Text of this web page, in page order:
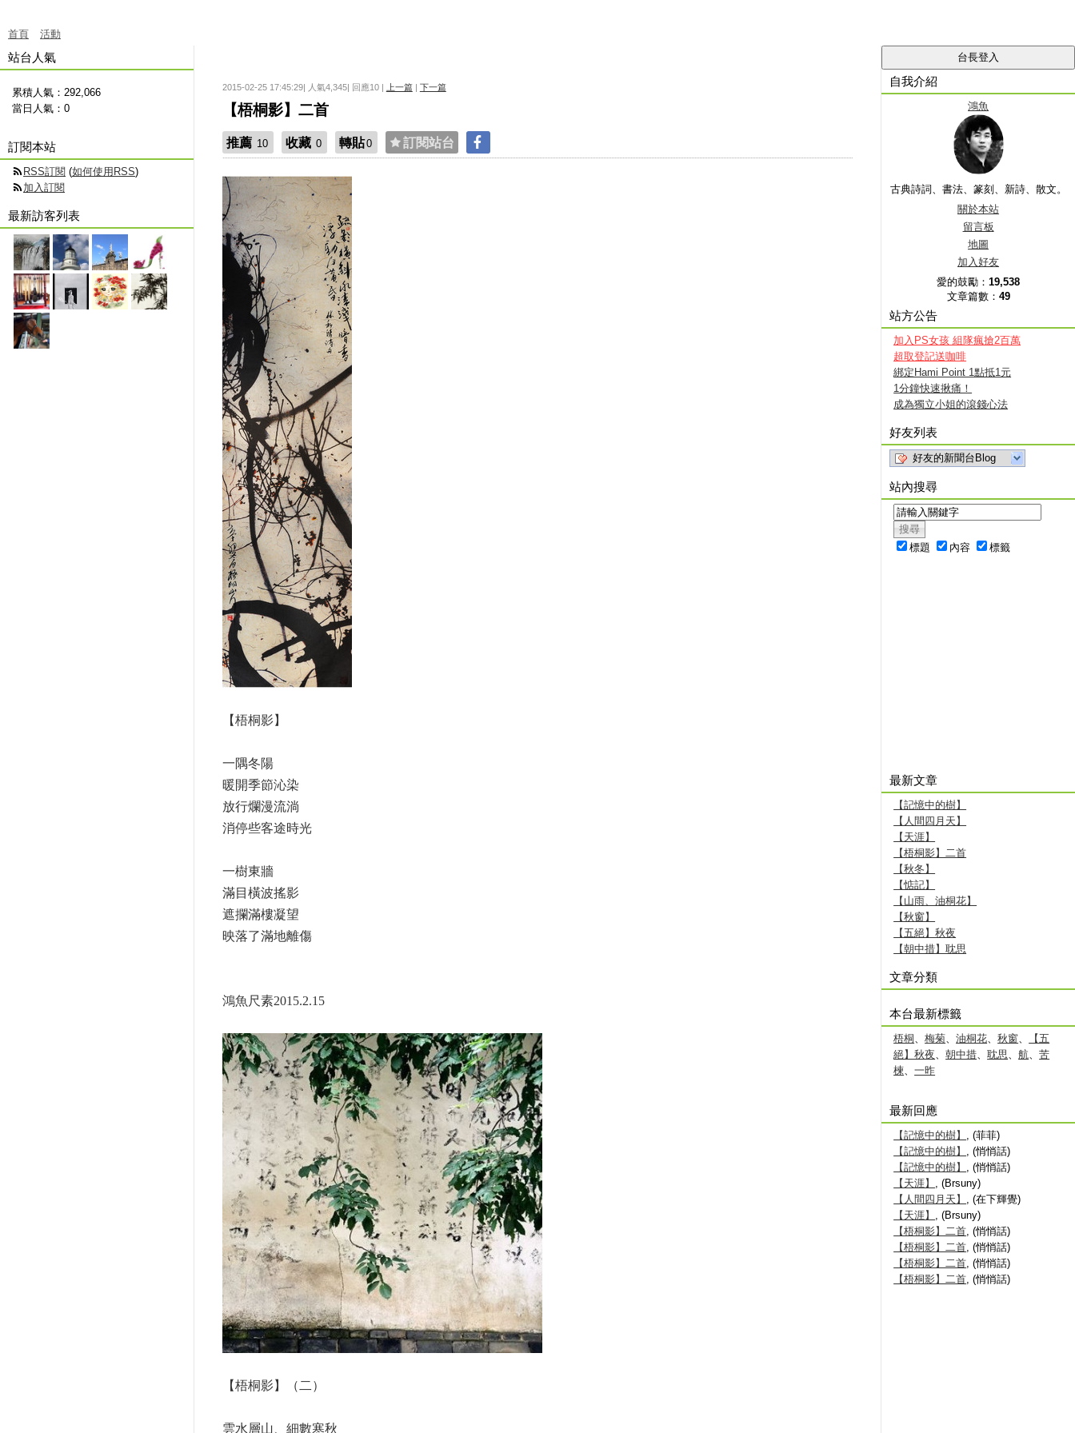
首頁 活動
2015-02-25 17:45:29| 人氣4,345| 回應10 | 上一篇| 下一篇
【梧桐影】二首
推薦 10 收藏 0 轉貼0 訂閱站台
【梧桐影】
一隅冬陽
暖開季節沁染
放行爛漫流淌
消停些客途時光
一樹東牆
滿目橫波搖影
遮攔滿樓凝望
映落了滿地離傷
鴻魚尺素2015.2.15
【梧桐影】（二）
雲水層山、細數寒秋
自我介紹
鴻魚
古典詩詞、書法、篆刻、新詩、散文。
關於本站
留言板
地圖
加入好友
愛的鼓勵：19,538
文章篇數： 49
站方公告
加入PS女孩 組隊瘋搶2百萬
超取登記送咖啡
綁定Hami Point 1點抵1元
1分鐘快速揪痛！
成為獨立小姐的滾錢心法
好友列表
好友的新聞台Blog
站內搜尋
標題 內容 標籤
最新文章
【記憶中的樹】
【人間四月天】
【天涯】
【梧桐影】二首
【秋冬】
【惦記】
【山雨、油桐花】
【秋窗】
【五絕】秋夜
【朝中措】耽思
文章分類
本台最新標籤
梧桐、梅菊、油桐花、秋窗、
【五
絕】秋夜、朝中措、耽思、航、苦
楝、一昨
最新回應
【記憶中的樹】 , (菲菲)
【記憶中的樹】 , (悄悄話)
【記憶中的樹】 , (悄悄話)
【天涯】 , (Brsuny)
【人間四月天】 , (在下輝覺)
【天涯】 , (Brsuny)
【梧桐影】二首, (悄悄話)
【梧桐影】二首, (悄悄話)
【梧桐影】二首, (悄悄話)
【梧桐影】二首, (悄悄話)
站台人氣
累積人氣： 292,066
當日人氣： 0
訂閱本站
RSS訂閱 (如何使用RSS)
加入訂閱
最新訪客列表